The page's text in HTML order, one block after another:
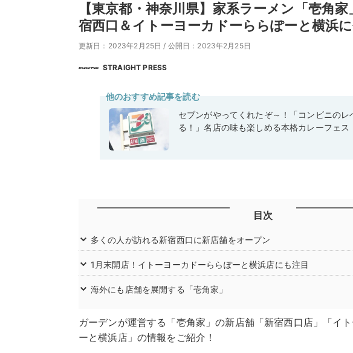
【東京都・神奈川県】家系ラーメン「壱角
宿西口＆イトーヨーカドーららぽーと横浜に
更新日：2023年2月25日 / 公開日：2023年2月25日
STRAIGHT PRESS
他のおすすめ記事を読む
セブンがやってくれたぞ～！「コンビニのレ
る！」名店の味も楽しめる本格カレーフェス
目次
多くの人が訪れる新宿西口に新店舗をオープン
1月末開店！イトーヨーカドーららぽーと横浜店にも注目
海外にも店舗を展開する「壱角家」
ガーデンが運営する「壱角家」の新店舗「新宿西口店」「イ
ーと横浜店」の情報をご紹介！